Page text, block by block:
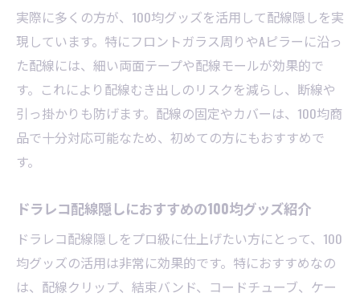
実際に多くの方が、100均グッズを活用して配線隠しを実
現しています。特にフロントガラス周りやAピラーに沿っ
た配線には、細い両面テープや配線モールが効果的で
す。これにより配線むき出しのリスクを減らし、断線や
引っ掛かりも防げます。配線の固定やカバーは、100均商
品で十分対応可能なため、初めての方にもおすすめで
す。
ドラレコ配線隠しにおすすめの100均グッズ紹介
ドラレコ配線隠しをプロ級に仕上げたい方にとって、100
均グッズの活用は非常に効果的です。特におすすめなの
は、配線クリップ、結束バンド、コードチューブ、ケー